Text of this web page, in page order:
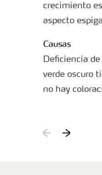
crecimiento
aspecto
Causas
Deficiencia
verde oscuro
no hay